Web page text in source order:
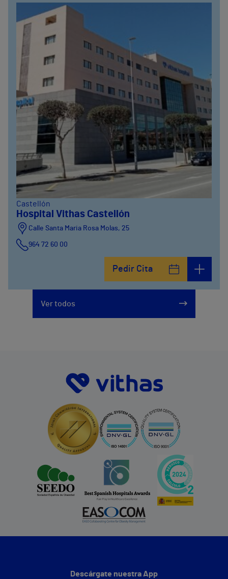
Castellón
Hospital Vithas Castellón
Calle Santa Maria Rosa Molas, 25
964 72 60 00
Pedir Cita
Ver todos
Descárgate nuestra App